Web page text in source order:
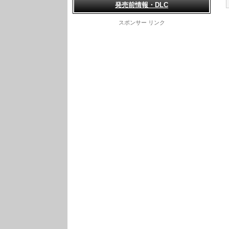
発売前情報・DLC
スポンサー リンク